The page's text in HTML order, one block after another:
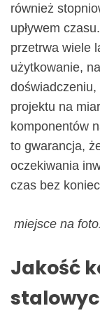
również
upływem
przetrwa wiele
użytkowanie,
projektu na
komponentów
to gwarancja,
oczekiwania
czas bez
miejsce na
Jakość